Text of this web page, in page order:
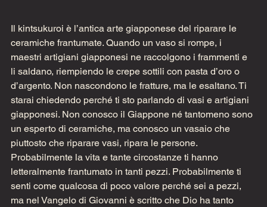
Il kintsukuroi è l’antica arte giapponese del riparare le
ceramiche frantumate. Quando un vaso si rompe, i
maestri artigiani giapponesi ne raccolgono i frammenti e
li saldano, riempiendo le crepe sottili con pasta d’oro o
d’argento. Non nascondono le fratture, ma le esaltano. Ti
starai chiedendo perché ti sto parlando di vasi e artigiani
giapponesi. Non conosco il Giappone né tantomeno sono
un esperto di ceramiche, ma conosco un vasaio che
piuttosto che riparare vasi, ripara le persone.
Probabilmente la vita e tante circostanze ti hanno
letteralmente frantumato in tanti pezzi. Probabilmente ti
senti come qualcosa di poco valore perché sei a pezzi,
ma nel Vangelo di Giovanni è scritto che Dio ha tanto